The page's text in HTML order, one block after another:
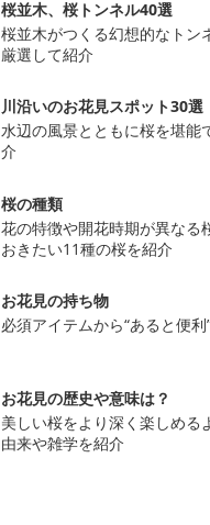
桜並木、桜トンネル40選
桜並木がつくる幻想的なトン
厳選して紹介
川沿いのお花見スポット30選
水辺の風景とともに桜を堪能
介
桜の種類
花の特徴や開花時期が異なる
おきたい11種の桜を紹介
お花見の持ち物
必須アイテムから“あると便
お花見の歴史や意味は？
美しい桜をより深く楽しめる
由来や雑学を紹介